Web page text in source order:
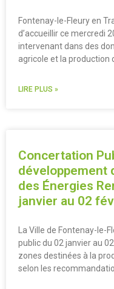
Fontenay-le-Fleury en
d’accueillir ce mercredi
intervenant dans des
agricole et la production
LIRE PLUS »
Concertation
développement
des Énergies
janvier au 02
La Ville de Fontenay-le-
public du 02 janvier au
zones destinées à la
selon les